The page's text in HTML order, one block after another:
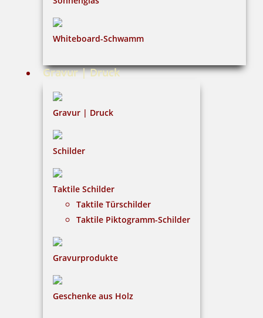
Whiteboard-Schwamm
Gravur | Druck
Gravur | Druck
Schilder
Taktile Schilder
Taktile Türschilder
Taktile Piktogramm-Schilder
Gravurprodukte
Geschenke aus Holz
Impressum
Widerruf
Barrierefreiheit
Vertrag widerrufen
Mein Konto
KONTAKT
Gavieranstalt & Stempelhaus Gleitsmann
Claus Gleitsmann